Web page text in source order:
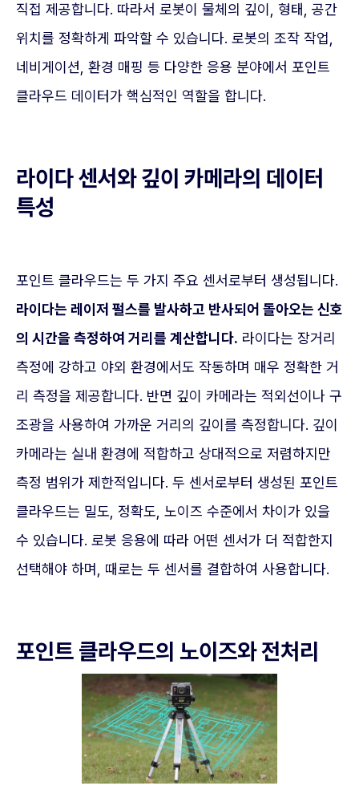
직접 제공합니다. 따라서 로봇이 물체의 깊이, 형태, 공간
위치를 정확하게 파악할 수 있습니다. 로봇의 조작 작업,
네비게이션, 환경 매핑 등 다양한 응용 분야에서 포인트
클라우드 데이터가 핵심적인 역할을 합니다.
라이다 센서와 깊이 카메라의 데이터
특성
포인트 클라우드는 두 가지 주요 센서로부터 생성됩니다.
라이다는 레이저 펄스를 발사하고 반사되어 돌아오는 신호
의 시간을 측정하여 거리를 계산합니다. 라이다는 장거리
측정에 강하고 야외 환경에서도 작동하며 매우 정확한 거
리 측정을 제공합니다. 반면 깊이 카메라는 적외선이나 구
조광을 사용하여 가까운 거리의 깊이를 측정합니다. 깊이
카메라는 실내 환경에 적합하고 상대적으로 저렴하지만
측정 범위가 제한적입니다. 두 센서로부터 생성된 포인트
클라우드는 밀도, 정확도, 노이즈 수준에서 차이가 있을
수 있습니다. 로봇 응용에 따라 어떤 센서가 더 적합한지
선택해야 하며, 때로는 두 센서를 결합하여 사용합니다.
포인트 클라우드의 노이즈와 전처리